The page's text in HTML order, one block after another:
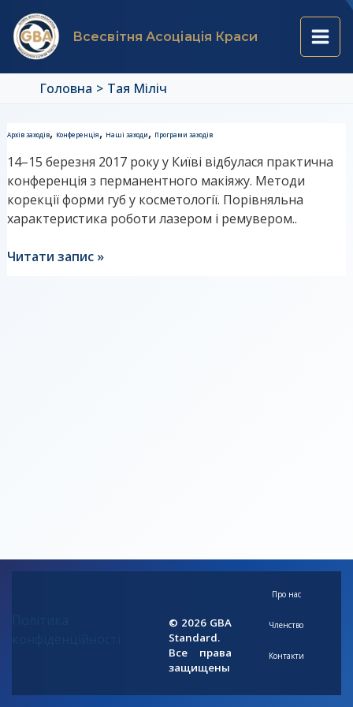
Перейти
до
вмісту
Всесвітня Асоціація Краси
Main
Головна Тая Міліч
Архів заходів, Конференція, Наші заходи, Програми заходів
14–15 березня 2017 року у Київі відбулася практична
конференція з перманентного макіяжу. Методи
корекції форми губ у косметології. Порівняльна
характеристика роботи лазером і ремувером..
Програма
з
перманентного
макіяжу.
День
Читати запис »
© 2026 GBA
Standard.
Все права
защищены
Про нас
Членство
Контакти